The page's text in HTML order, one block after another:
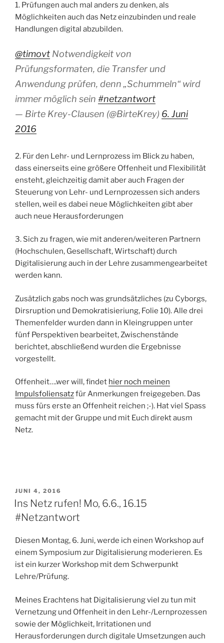
1. Prüfungen auch mal anders zu denken, als
Möglichkeiten auch das Netz einzubinden und reale
Handlungen digital abzubilden.
@timovt Notwendigkeit von
Prüfungsformaten, die Transfer und
Anwendung prüfen, denn „Schummeln“ wird
immer möglich sein #netzantwort
— Birte Krey-Clausen (@BirteKrey) 6. Juni
2016
2. Für den Lehr- und Lernprozess im Blick zu haben,
dass einerseits eine größere Offenheit und Flexibilität
ensteht, gleichzeitig damit aber auch Fragen der
Steuerung von Lehr- und Lernprozessen sich anders
stellen, weil es dabei neue Möglichkeiten gibt aber
auch neue Herausforderungen
3. Sich zu fragen, wie mit anderen/weiteren Partnern
(Hochschulen, Gesellschaft, Wirtschaft) durch
Digitalisierung auch in der Lehre zusammengearbeitet
werden kann.
Zusätzlich gabs noch was grundsätzliches (zu Cyborgs,
Dirsruption und Demokratisieriung, Folie 10). Alle drei
Themenfelder wurden dann in Kleingruppen unter
fünf Perspektiven bearbeitet, Zwischenstände
berichtet, abschließend wurden die Ergebnisse
vorgestellt.
Offenheit….wer will, findet hier noch meinen
Impulsfoliensatzfür Anmerkungen freigegeben. Das
muss fürs erste an Offenheit reichen ;-). Hat viel Spass
gemacht mit der Gruppe und mit Euch direkt ausm
Netz.
VERÖFFENTLICHT
AM
JUNI 4, 2016
Ins Netz rufen! Mo, 6.6., 16.15
#Netzantwort
Diesen Montag, 6. Juni, werde ich einen Workshop auf
einem Symposium zur Digitalisierung moderieren. Es
ist ein kurzer Workshop mit dem Schwerpunkt
Lehre/Prüfung.
Meines Erachtens hat Digitalisierung viel zu tun mit
Vernetzung und Offenheit in den Lehr-/Lernprozessen
sowie der Möglichkeit, Irritationen und
Herausforderungen durch digitale Umsetzungen auch